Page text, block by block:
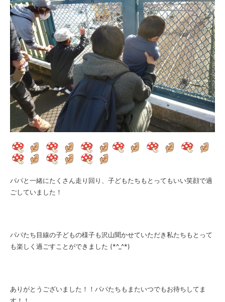
パパと一緒にたくさん走り回り、子どもたちもとってもいい笑顔で過
ごしていました！
パパたち目線の子どもの様子も沢山聞かせていただき私たちもとって
も楽しく過ごすことができました (*^_^*)
ありがとうございました！！パパたちもまたいつでもお待ちしてま
す！！